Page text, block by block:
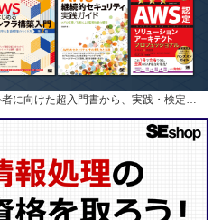
に向けた超入門書から、実践・検定…